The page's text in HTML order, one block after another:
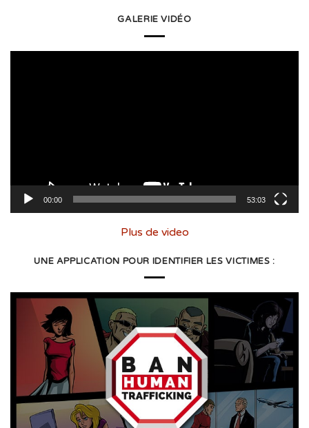
GALERIE VIDÉO
00:00 53:03
Plus de video
UNE APPLICATION POUR IDENTIFIER LES VICTIMES :